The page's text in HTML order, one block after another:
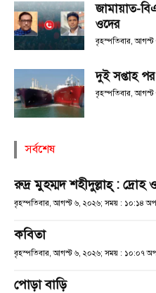
জামায়াত-
ওদের
বৃহস্পতিবার,
দুই সপ্তাহ
বৃহস্পতিবার,
সর্বশেষ
রুদ্র মুহম্মদ শহীদুল্লাহ্ : দ্রোহ
বৃহস্পতিবার, আগস্ট ৬, ২০২৬; সময় : ১০:১৪
কবিতা
বৃহস্পতিবার, আগস্ট ৬, ২০২৬; সময় : ১০:০৭
পোড়া বাড়ি